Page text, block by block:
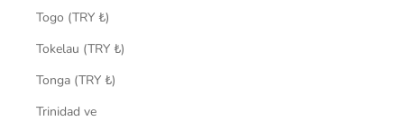
Togo (TRY ₺)
Tokelau (TRY ₺)
Tonga (TRY ₺)
Trinidad ve